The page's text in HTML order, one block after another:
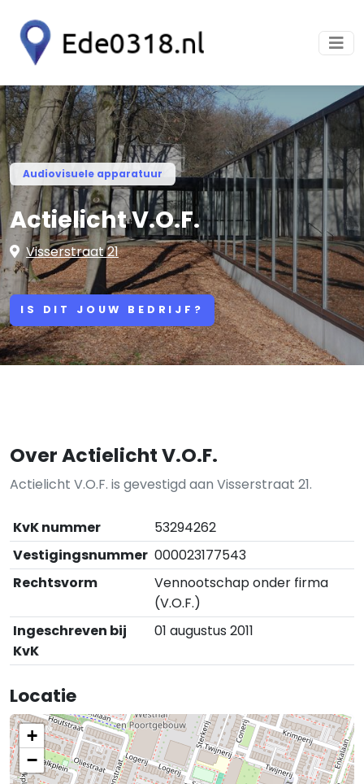
Audiovisuele apparatuur
Actielicht V.O.F.
Visserstraat 21
IS DIT JOUW BEDRIJF?
Over Actielicht V.O.F.
Actielicht V.O.F. is gevestigd aan Visserstraat 21.
KvK nummer
53294262
Vestigingsnummer 000023177543
Rechtsvorm
Vennootschap onder firma
(V.O.F.)
Ingeschreven bij
KvK
01 augustus 2011
Locatie
+
−